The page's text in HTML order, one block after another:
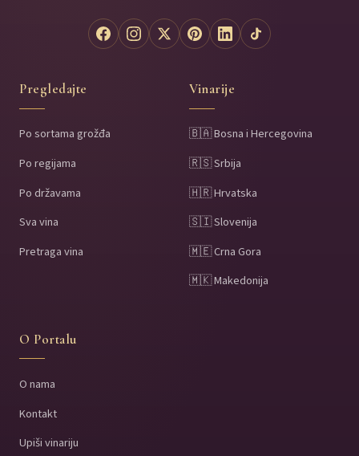
Pregledajte
Po sortama grožđa
Po regijama
Po državama
Sva vina
Pretraga vina
Vinarije
🇧🇦 Bosna i Hercegovina
🇷🇸 Srbija
🇭🇷 Hrvatska
🇸🇮 Slovenija
🇲🇪 Crna Gora
🇲🇰 Makedonija
O Portalu
O nama
Kontakt
Upiši vinariju